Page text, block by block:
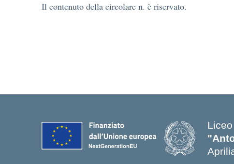
Il contenuto della circolare n. è riservato.